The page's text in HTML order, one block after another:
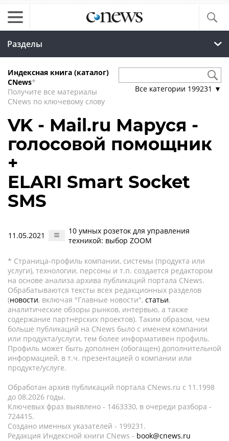
Разделы
Индексная книга (каталог)
CNews*
Получите все материалы
CNews по ключевому слову
Все категории 199231 ▼
VK - Mail.ru Маруся -
голосовой помощник
+
ELARI Smart Socket
SMS
11.05.2021
10 умных розеток для управления
техникой: выбор ZOOM
* Страница-профиль компании, системы (продукта или
услуги), технологии, персоны и т.п. создается редактором
на основе анализа архива публикаций портала CNews.
Обрабатываются тексты всех редакционных разделов
(новости, включая "Главные новости", статьи,
аналитические обзоры рынков, интервью, а также
содержание партнёрских проектов). Таким образом, чем
больше публикаций на CNews было с именем компании
или продукта/услуги, тем более информативен профиль.
Профиль может быть дополнен (обогащен) дополнительной
информацией, в т.ч. презентацией о компании или
продукте/услуге.
Обработан архив публикаций портала CNews.ru c 11.1998
до 08.2026 годы.
Ключевых фраз выявлено - 1463330, в очереди разбора -
724415.
Создано именных указателей - 199231.
Редакция Индексной книги CNews - book@cnews.ru